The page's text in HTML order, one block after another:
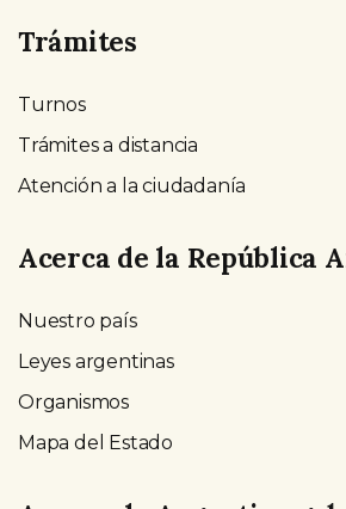
Trámites
Turnos
Trámites a distancia
Atención a la ciudadanía
Acerca de la República
Nuestro país
Leyes argentinas
Organismos
Mapa del Estado